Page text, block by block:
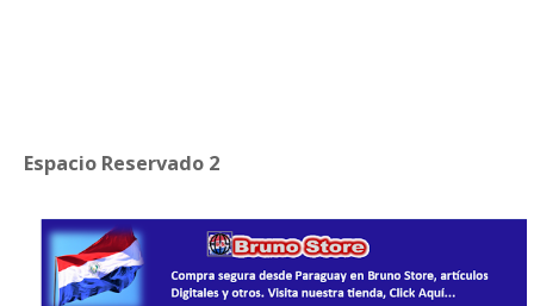
Espacio Reservado 2